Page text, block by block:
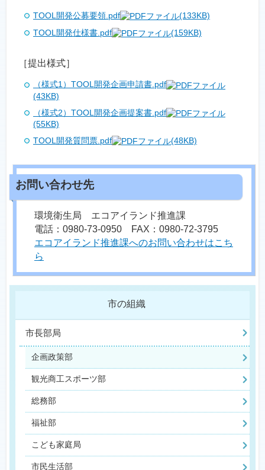
TOOL開発公募要領.pdf
(133KB)
TOOL開発仕様書.pdf
(159KB)
［提出様式］
（様式1）TOOL開発企画申請書.pdf
(43KB)
（様式2）TOOL開発企画提案書.pdf
(55KB)
TOOL開発質問票.pdf
(48KB)
環境衛生局 エコアイランド推進課
電話：0980-73-0950 FAX：0980-72-3795
エコアイランド推進課へのお問い合わせはこち
ら
市の組織
市長部局
企画政策部
観光商工スポーツ部
総務部
福祉部
こども家庭局
市民生活部